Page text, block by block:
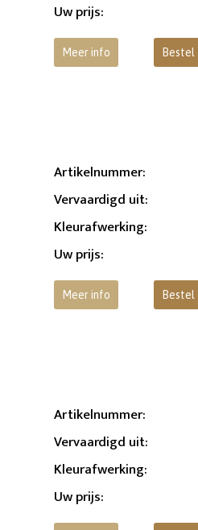
Uw prijs:
Meer info Bestel
Artikelnummer:
Vervaardigd uit:
Kleurafwerking:
Uw prijs:
Meer info Bestel
Artikelnummer:
Vervaardigd uit:
Kleurafwerking:
Uw prijs: